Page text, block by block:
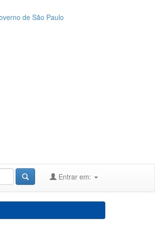
Entrar em: